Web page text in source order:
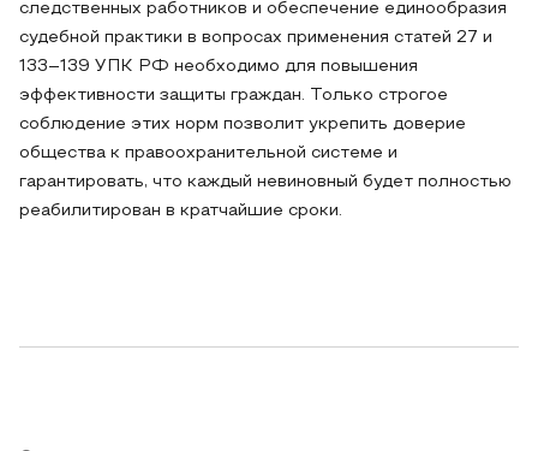
следственных работников и обеспечение единообразия
судебной практики в вопросах применения статей 27 и
133–139 УПК РФ необходимо для повышения
эффективности защиты граждан. Только строгое
соблюдение этих норм позволит укрепить доверие
общества к правоохранительной системе и
гарантировать, что каждый невиновный будет полностью
реабилитирован в кратчайшие сроки.